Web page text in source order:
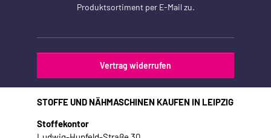
Produktsortiment per E-Mail zu.
Vertrag widerrufen
STOFFE UND NÄHMASCHINEN KAUFEN IN LEIPZIG
Stoffekontor